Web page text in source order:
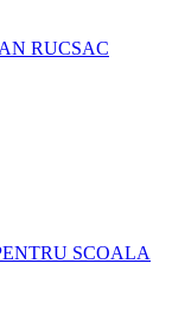
RUCSAC
SCOALA